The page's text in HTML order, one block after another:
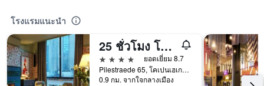
โรงแรมแนะนำ
25 ชั่วโมง โรงแรม Indre By
4 ดาว
ยอดเยี่ยม 8.7
Pilestraede 65, โคเปนเฮเกน, โคเปนเฮเกน, เดนมาร์ก
0.9 กม. จากใจกลางเมือง